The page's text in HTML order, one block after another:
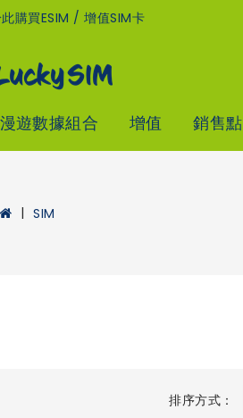
購買eSIM / 增值SIM卡
漫遊數據組合 增值 銷售點
SIM
排序方式：